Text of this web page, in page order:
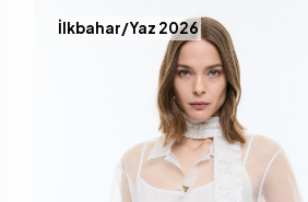
İlkbahar/Yaz 2026